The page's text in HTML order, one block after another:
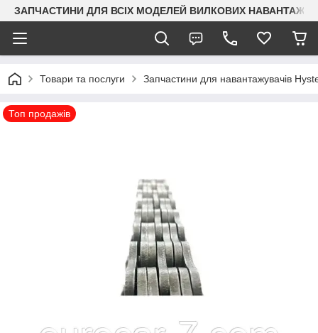
ЗАПЧАСТИНИ ДЛЯ ВСІХ МОДЕЛЕЙ ВИЛКОВИХ
Товари та послуги Запчастини для навантажувачів
Топ продажів